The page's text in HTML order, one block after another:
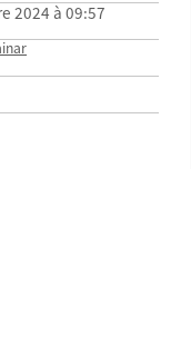
2024 à 09:57